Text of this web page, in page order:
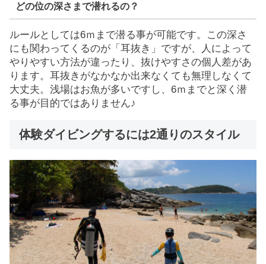
どの位の深さまで潜れるの？
ルールとしては6ｍまで潜る事が可能です。この深さ
にも関わってくるのが「耳抜き」ですが、人によって
やりやすい方法が違ったり、抜けやすさの個人差があ
ります。耳抜きがなかなか出来なくても無理しなくて
大丈夫。浅場はお魚が多いですし、6ｍまでと深く潜
る事が目的ではありません♪
体験ダイビングするには2通りのスタイル